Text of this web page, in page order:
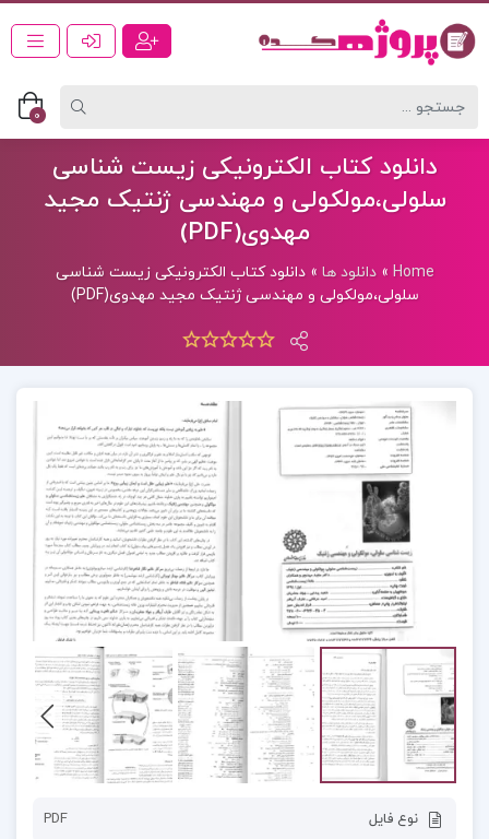
0
دانلود کتاب الکترونیکی زیست شناسی
سلولی،مولکولی و مهندسی ژنتیک مجید
مهدوی(PDF)
Home
»دانلود ها »دانلود کتاب الکترونیکی زیست شناسی
سلولی،مولکولی و مهندسی ژنتیک مجید مهدوی(PDF)
نوع فایل PDF